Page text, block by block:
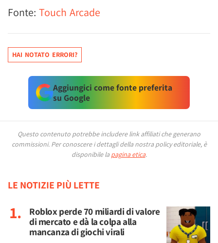
Fonte: Touch Arcade
HAI NOTATO ERRORI?
Aggiungici come fonte preferita
su Google
Questo contenuto potrebbe includere link affiliati che generano
commissioni. Per conoscere i dettagli della nostra policy editoriale, è
disponibile la pagina etica.
LE NOTIZIE PIÙ LETTE
Roblox perde 70 miliardi di valore
di mercato e dà la colpa alla
mancanza di giochi virali